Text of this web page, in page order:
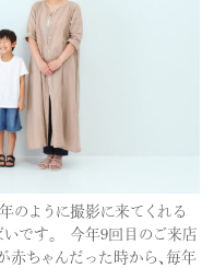
のように撮影に来てくれる
です。 今年9回目のご来店
赤ちゃんだった時から、毎年